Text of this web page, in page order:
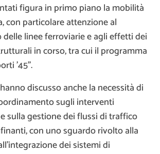
figura in primo piano la mobilità
con particolare attenzione al
linee ferroviarie e agli effetti dei
in corso, tra cui il programma
’45”.
discusso anche la necessità di
sugli interventi
sulla gestione dei flussi di traffico
con uno sguardo rivolto alla
dei sistemi di